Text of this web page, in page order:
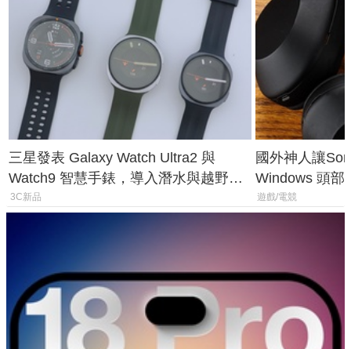
三星發表 Galaxy Watch Ultra2 與
Watch9 智慧手錶，導入潛水與越野跑
導航功能
3C新品
國外神人讓
Windows 頭部
飛行超有感
遊戲/電競